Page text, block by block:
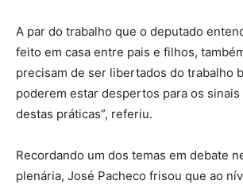
A par do trabalho que o deputado
feito em casa entre pais e filhos,
precisam de ser libertados do trabalho
poderem estar despertos para os sinais
destas práticas”, referiu.
Recordando um dos temas em debate
plenária, José Pacheco frisou que ao